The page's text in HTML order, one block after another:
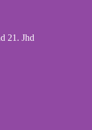
21. Jhd